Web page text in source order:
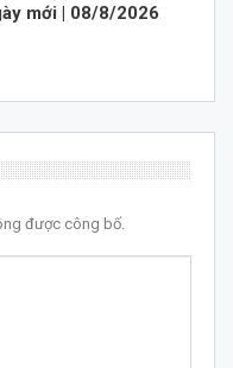
mới | 08/8/2026
được công bố.